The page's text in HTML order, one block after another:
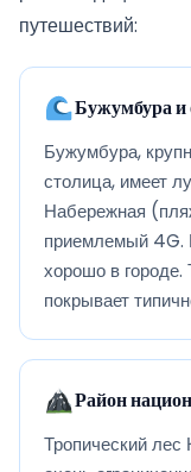
путешествий:
Бужумбура и
Бужумбура,
столица, имеет
Набережная
приемлемый 4G.
хорошо в городе.
покрывает
Район
Тропический лес